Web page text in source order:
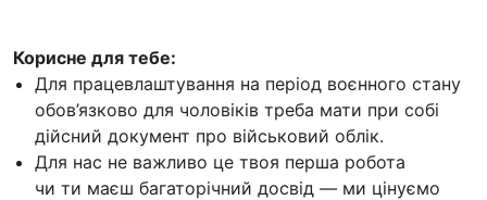
Корисне для тебе:
Для працевлаштування на період воєнного стану
обов’язково для чоловіків треба мати при собі
дійсний документ про військовий облік.
Для нас не важливо це твоя перша робота
чи ти маєш багаторічний досвід — ми цінуємо